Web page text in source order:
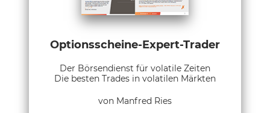
Optionsscheine-Expert-Trader
Der Börsendienst für volatile Zeiten
Die besten Trades in volatilen Märkten
von Manfred Ries